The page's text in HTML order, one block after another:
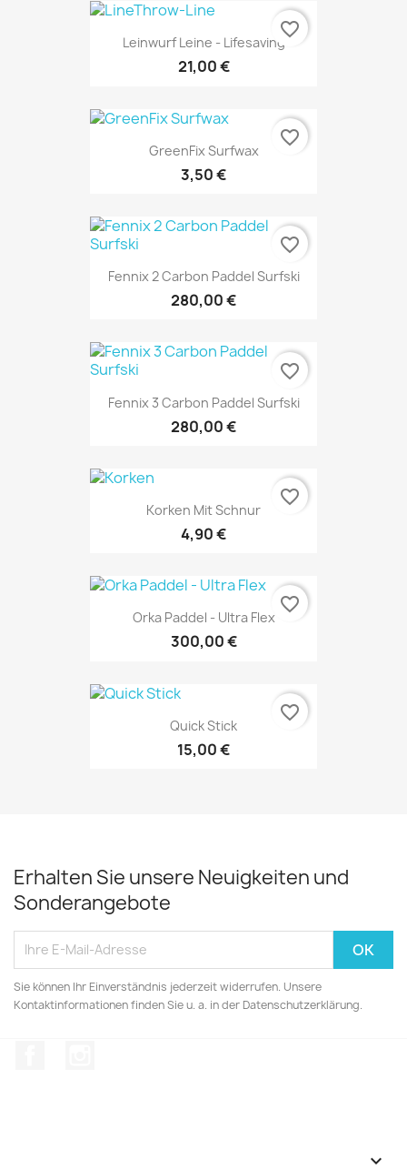
Leinwurf Leine - Lifesaving
21,00 €
favorite_border
GreenFix Surfwax
3,50 €
favorite_border
Fennix 2 Carbon Paddel Surfski
280,00 €
favorite_border
Fennix 3 Carbon Paddel Surfski
280,00 €
favorite_border
Korken Mit Schnur
4,90 €
favorite_border
Orka Paddel - Ultra Flex
300,00 €
favorite_border
Quick Stick
15,00 €
favorite_border
Erhalten Sie unsere Neuigkeiten und
Sonderangebote
Sie können Ihr Einverständnis jederzeit widerrufen. Unsere
Kontaktinformationen finden Sie u. a. in der Datenschutzerklärung.
